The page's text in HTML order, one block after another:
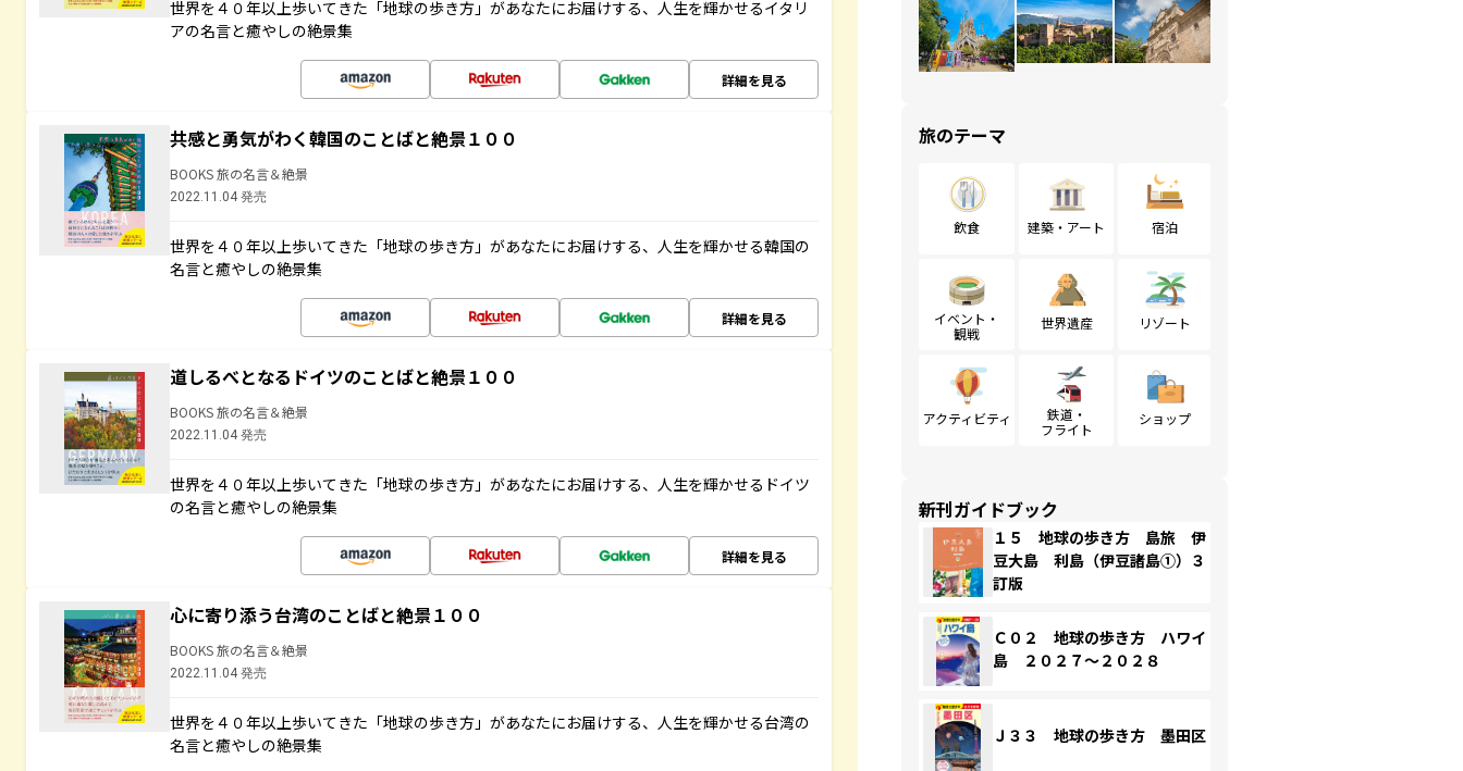
世界を４０年以上歩いてきた「地球の歩き方」があなたにお届けする、人生を輝かせるイタリ
アの名言と癒やしの絶景集
詳細を見る
共感と勇気がわく韓国のことばと絶景１００
BOOKS 旅の名言＆絶景
2022.11.04 発売
世界を４０年以上歩いてきた「地球の歩き方」があなたにお届けする、人生を輝かせる韓国の
名言と癒やしの絶景集
詳細を見る
道しるべとなるドイツのことばと絶景１００
BOOKS 旅の名言＆絶景
2022.11.04 発売
世界を４０年以上歩いてきた「地球の歩き方」があなたにお届けする、人生を輝かせるドイツ
の名言と癒やしの絶景集
詳細を見る
心に寄り添う台湾のことばと絶景１００
BOOKS 旅の名言＆絶景
2022.11.04 発売
世界を４０年以上歩いてきた「地球の歩き方」があなたにお届けする、人生を輝かせる台湾の
名言と癒やしの絶景集
旅のテーマ
飲食 建築・アート 宿泊
イベント・
観戦
世界遺産 リゾート
アクティビティ
鉄道・
フライト
ショップ
新刊ガイドブック
１５ 地球の歩き方 島旅 伊
豆大島 利島（伊豆諸島①）３
訂版
Ｃ０２ 地球の歩き方 ハワイ
島 ２０２７～２０２８
Ｊ３３ 地球の歩き方 墨田区